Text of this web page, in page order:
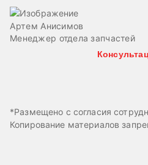
Артем Анисимов
Менеджер отдела запчастей
*Размещено с согласия
Копирование материалов